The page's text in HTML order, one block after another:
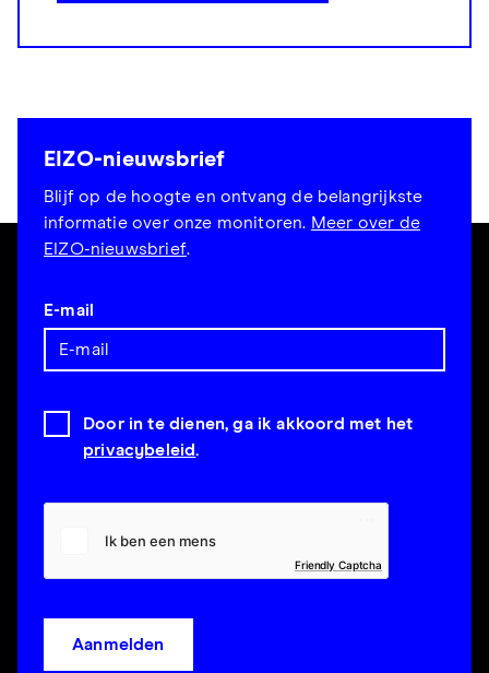
EIZO-nieuwsbrief
Blijf op de hoogte en ontvang de belangrijkste
informatie over onze monitoren. Meer over de
EIZO-nieuwsbrief.
E-mail
Door in te dienen, ga ik akkoord met het
privacybeleid.
Friendly Captcha
Aanmelden